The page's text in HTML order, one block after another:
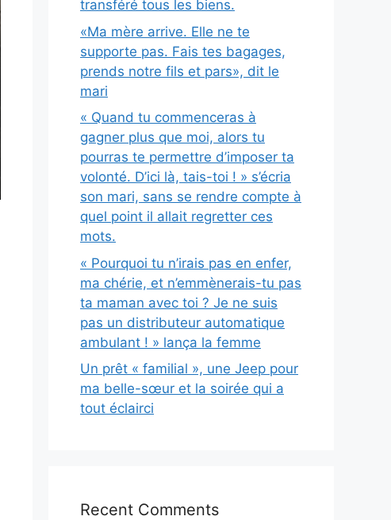
transféré tous les biens.
«Ma mère arrive. Elle ne te
supporte pas. Fais tes bagages,
prends notre fils et pars», dit le
mari
« Quand tu commenceras à
gagner plus que moi, alors tu
pourras te permettre d’imposer ta
volonté. D’ici là, tais-toi ! » s’écria
son mari, sans se rendre compte à
quel point il allait regretter ces
mots.
« Pourquoi tu n’irais pas en enfer,
ma chérie, et n’emmènerais-tu pas
ta maman avec toi ? Je ne suis
pas un distributeur automatique
ambulant ! » lança la femme
Un prêt « familial », une Jeep pour
ma belle-sœur et la soirée qui a
tout éclairci
Recent Comments